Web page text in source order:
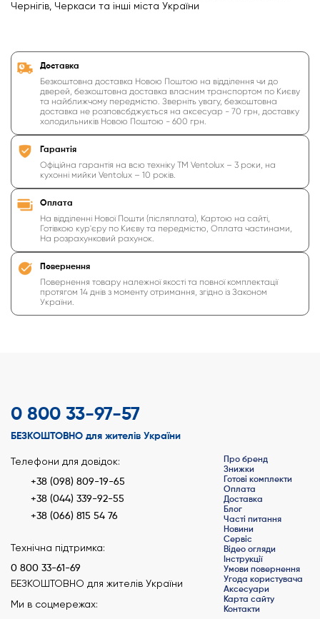
Чернігів, Черкаси та інші міста України
Доставка
Безкоштовна доставка Новою Поштою на відділення чи до
дверей, безкоштовна доставка власним транспортом по Києву
та найближчому передмістю. Зверніть увагу, безкоштовна
доставка не розповсбджується на аксесуар - 70 грн, доставку
холодильників Новою Поштою - 600 грн.
Гарантія
Офіційна гарантія на всю техніку ТМ Ventolux – 3 роки, на
кухонні мийки Ventolux – 10 років.
Оплата
На відділенні Нової Пошти (післяплата), Картою на сайті,
Готівкою кур'єру по Києву та передмістю, Оплата частинами,
На розрахунковий рахунок.
Повернення
Повернення товару належної якості та повної комплектації
протягом 14 днів з моменту отримання, згідно із Законом
України.
0 800 33-97-57
БЕЗКОШТОВНО для жителів України
Телефони для довідок:
+38 (098) 809-19-65
+38 (044) 339-92-55
+38 (066) 815 54 76
Технічна підтримка:
0 800 33-61-69
БЕЗКОШТОВНО для жителів України
Ми в соцмережах:
Про бренд
Знижки
Готові комплекти
Оплата
Доставка
Блог
Часті питання
Новини
Сервіс
Відео огляди
Інструкції
Умови повернення
Угода користувача
Аксесуари
Карта сайту
Контакти